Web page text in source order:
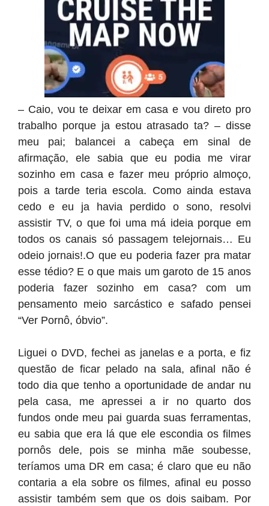
– Caio, vou te deixar em casa e vou direto pro
trabalho porque ja estou atrasado ta? – disse
meu pai; balancei a cabeça em sinal de
afirmação, ele sabia que eu podia me virar
sozinho em casa e fazer meu próprio almoço,
pois a tarde teria escola. Como ainda estava
cedo e eu ja havia perdido o sono, resolvi
assistir TV, o que foi uma má ideia porque em
todos os canais só passagem telejornais… Eu
odeio jornais!.O que eu poderia fazer pra matar
esse tédio? E o que mais um garoto de 15 anos
poderia fazer sozinho em casa? com um
pensamento meio sarcástico e safado pensei
“Ver Pornô, óbvio”.
Liguei o DVD, fechei as janelas e a porta, e fiz
questão de ficar pelado na sala, afinal não é
todo dia que tenho a oportunidade de andar nu
pela casa, me apressei a ir no quarto dos
fundos onde meu pai guarda suas ferramentas,
eu sabia que era lá que ele escondia os filmes
pornôs dele, pois se minha mãe soubesse,
teríamos uma DR em casa; é claro que eu não
contaria a ela sobre os filmes, afinal eu posso
assistir também sem que os dois saibam. Por